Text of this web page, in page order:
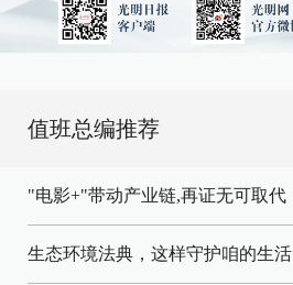
值班总编推荐
"电影+"带动产业链,再证无可取代
生态环境法典，这样守护咱的生活